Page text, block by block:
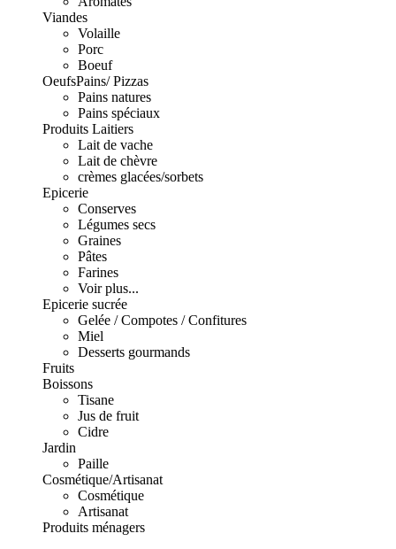
Viandes
Volaille
Porc
Boeuf
OeufsPains/ Pizzas
Pains natures
Pains spéciaux
Produits Laitiers
Lait de vache
Lait de chèvre
crèmes glacées/sorbets
Epicerie
Conserves
Légumes secs
Graines
Pâtes
Farines
Voir plus...
Epicerie sucrée
Gelée / Compotes / Confitures
Miel
Desserts gourmands
Fruits
Boissons
Tisane
Jus de fruit
Cidre
Jardin
Paille
Cosmétique/Artisanat
Cosmétique
Artisanat
Produits ménagers